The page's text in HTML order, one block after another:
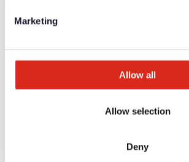
Marketing
Allow all
Allow selection
Deny
Weiterführende Informationen und
Produkten und Dienstleistungen sind in
Registrierung erforderlich.
Unternehmen